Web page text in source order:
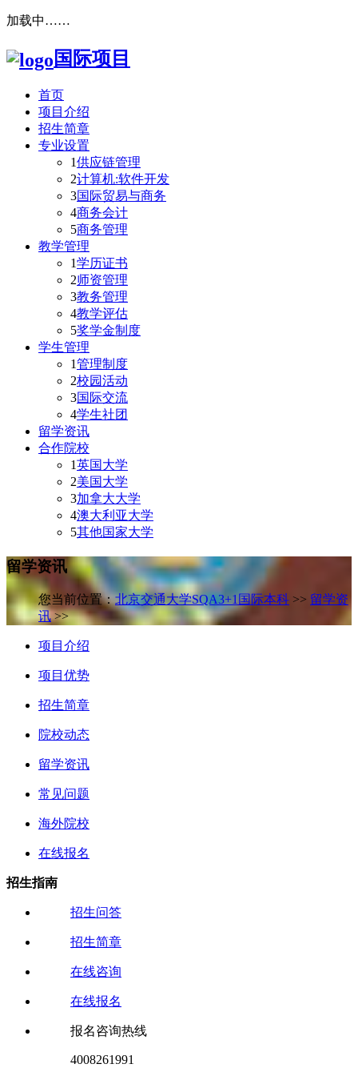
加载中……
国际项目
首页
项目介绍
招生简章
专业设置
1供应链管理
2计算机:软件开发
3国际贸易与商务
4商务会计
5商务管理
教学管理
1学历证书
2师资管理
3教务管理
4教学评估
5奖学金制度
学生管理
1管理制度
2校园活动
3国际交流
4学生社团
留学资讯
合作院校
1英国大学
2美国大学
3加拿大大学
4澳大利亚大学
5其他国家大学
留学资讯
您当前位置：北京交通大学SQA3+1国际本科 >> 留学资
讯>>
项目介绍
项目优势
招生简章
院校动态
留学资讯
常见问题
海外院校
在线报名
招生指南
招生问答
招生简章
在线咨询
在线报名
报名咨询热线
4008261991